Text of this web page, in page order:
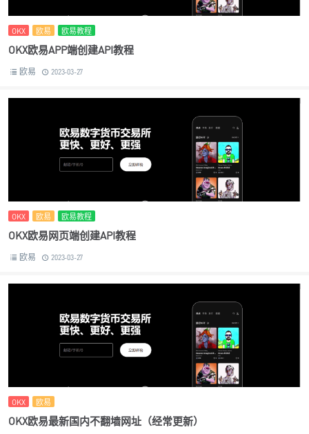
OKX 欧易 欧易教程
OKX欧易APP端创建API教程
欧易 2023-03-27
OKX 欧易 欧易教程
OKX欧易网页端创建API教程
欧易 2023-03-27
OKX 欧易
OKX欧易最新国内不翻墙网址（经常更新）